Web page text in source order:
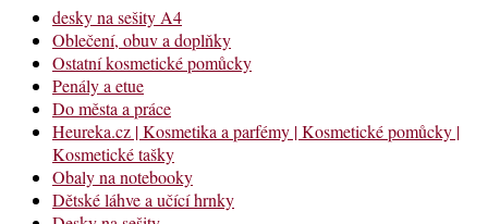
desky na sešity A4
Oblečení, obuv a doplňky
Ostatní kosmetické pomůcky
Penály a etue
Do města a práce
Heureka.cz | Kosmetika a parfémy | Kosmetické pomůcky |
Kosmetické tašky
Obaly na notebooky
Dětské láhve a učící hrnky